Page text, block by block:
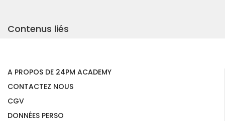
Contenus liés
A PROPOS DE 24PM ACADEMY
CONTACTEZ NOUS
CGV
DONNÉES PERSO